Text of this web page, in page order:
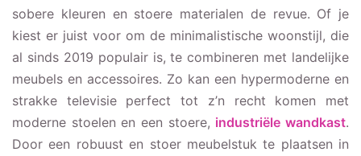
sobere kleuren en stoere materialen de revue. Of je
kiest er juist voor om de minimalistische woonstijl, die
al sinds 2019 populair is, te combineren met landelijke
meubels en accessoires. Zo kan een hypermoderne en
strakke televisie perfect tot z’n recht komen met
moderne stoelen en een stoere, industriële wandkast.
Door een robuust en stoer meubelstuk te plaatsen in